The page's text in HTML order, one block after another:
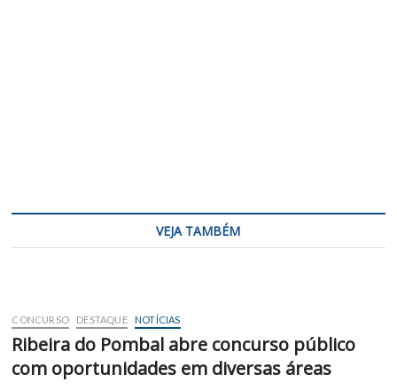
VEJA TAMBÉM
CONCURSO DESTAQUE NOTÍCIAS
Ribeira do Pombal abre concurso público
com oportunidades em diversas áreas